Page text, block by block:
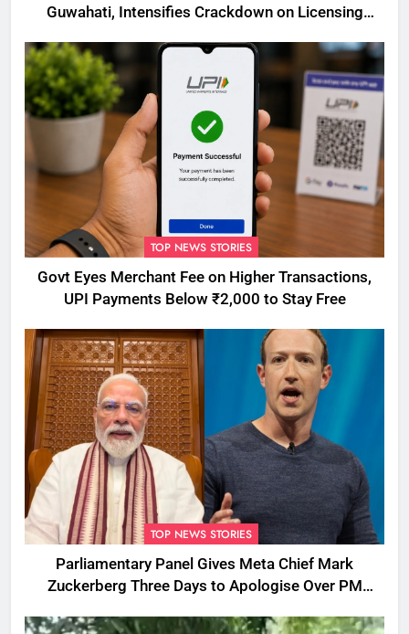
Guwahati, Intensifies Crackdown on Licensing
TOP NEWS STORIES
Govt Eyes Merchant Fee on Higher Transactions,
UPI Payments Below ₹2,000 to Stay Free
TOP NEWS STORIES
Parliamentary Panel Gives Meta Chief Mark
Zuckerberg Three Days to Apologise Over PM